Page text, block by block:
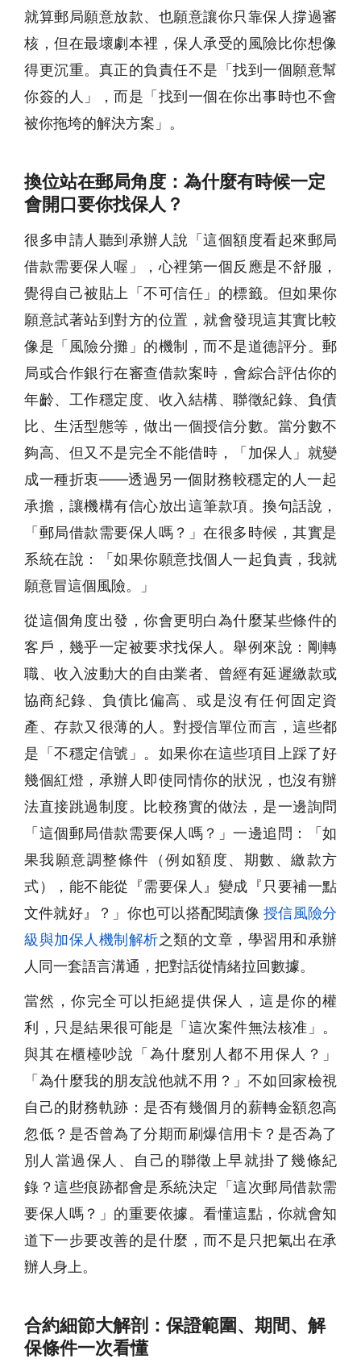
就算郵局願意放款、也願意讓你只靠保人撐過審
核，但在最壞劇本裡，保人承受的風險比你想像
得更沉重。真正的負責任不是「找到一個願意幫
你簽的人」，而是「找到一個在你出事時也不會
被你拖垮的解決方案」。
換位站在郵局角度：為什麼有時候一定
會開口要你找保人？
很多申請人聽到承辦人說「這個額度看起來郵局
借款需要保人喔」，心裡第一個反應是不舒服，
覺得自己被貼上「不可信任」的標籤。但如果你
願意試著站到對方的位置，就會發現這其實比較
像是「風險分攤」的機制，而不是道德評分。郵
局或合作銀行在審查借款案時，會綜合評估你的
年齡、工作穩定度、收入結構、聯徵紀錄、負債
比、生活型態等，做出一個授信分數。當分數不
夠高、但又不是完全不能借時，「加保人」就變
成一種折衷——透過另一個財務較穩定的人一起
承擔，讓機構有信心放出這筆款項。換句話說，
「郵局借款需要保人嗎？」在很多時候，其實是
系統在說：「如果你願意找個人一起負責，我就
願意冒這個風險。」
從這個角度出發，你會更明白為什麼某些條件的
客戶，幾乎一定被要求找保人。舉例來說：剛轉
職、收入波動大的自由業者、曾經有延遲繳款或
協商紀錄、負債比偏高、或是沒有任何固定資
產、存款又很薄的人。對授信單位而言，這些都
是「不穩定信號」。如果你在這些項目上踩了好
幾個紅燈，承辦人即使同情你的狀況，也沒有辦
法直接跳過制度。比較務實的做法，是一邊詢問
「這個郵局借款需要保人嗎？」一邊追問：「如
果我願意調整條件（例如額度、期數、繳款方
式），能不能從『需要保人』變成『只要補一點
文件就好』？」你也可以搭配閱讀像 授信風險分
級與加保人機制解析之類的文章，學習用和承辦
人同一套語言溝通，把對話從情緒拉回數據。
當然，你完全可以拒絕提供保人，這是你的權
利，只是結果很可能是「這次案件無法核准」。
與其在櫃檯吵說「為什麼別人都不用保人？」
「為什麼我的朋友說他就不用？」不如回家檢視
自己的財務軌跡：是否有幾個月的薪轉金額忽高
忽低？是否曾為了分期而刷爆信用卡？是否為了
別人當過保人、自己的聯徵上早就掛了幾條紀
錄？這些痕跡都會是系統決定「這次郵局借款需
要保人嗎？」的重要依據。看懂這點，你就會知
道下一步要改善的是什麼，而不是只把氣出在承
辦人身上。
合約細節大解剖：保證範圍、期間、解
保條件一次看懂